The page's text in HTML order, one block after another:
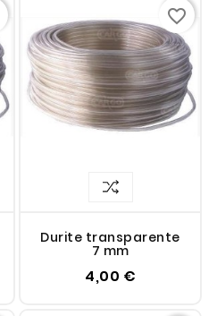
Durite transparente
7 mm
4,00 €
favorite_border